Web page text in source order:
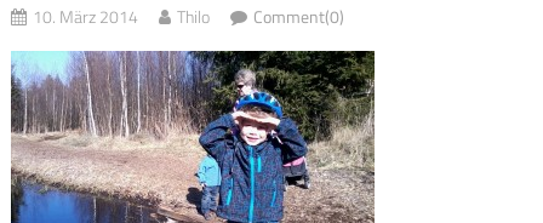
10. März 2014 Thilo Comment(0)